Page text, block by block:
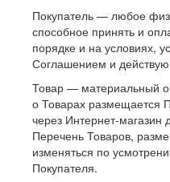
Покупатель — любое
способное принять и
порядке и на условиях,
Соглашением и
Товар — материальный
о Товарах размещается
через Интернет-
Перечень Товаров,
изменяться по
Покупателя.